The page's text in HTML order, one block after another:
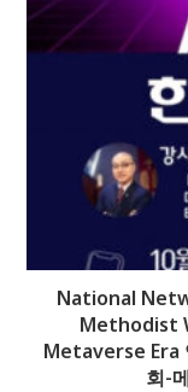
National
Methodist
Metaverse Era
회-